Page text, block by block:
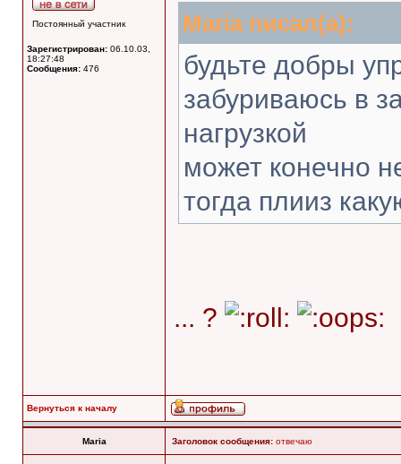
Постоянный участник
Зарегистрирован: 06.10.03,
18:27:48
Сообщения: 476
Maria писал(а):
будьте добры
забуриваюсь в
нагрузкой
может конечно
тогда плииз
... ?
Вернуться к началу
Maria Заголовок сообщения: отвечаю